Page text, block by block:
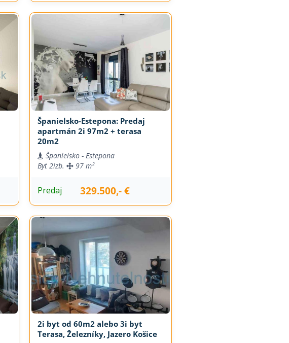
Španielsko-Estepona: Predaj
apartmán 2i 97m2 + terasa
20m2
Španielsko - Estepona
Byt 2izb. 97 m²
Predaj 329.500,- €
2i byt od 60m2 alebo 3i byt
Terasa, Železníky, Jazero Košice